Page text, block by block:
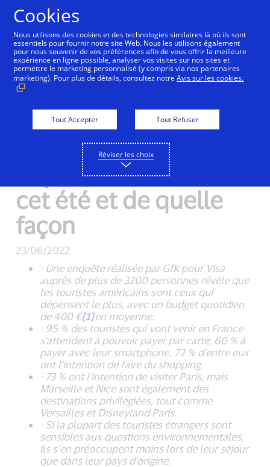
Reprise du tourisme
en France - Ce que les
touristes étrangers
prévoient de
dépenser en France
cet été et de quelle
façon
23/06/2022
· Une enquête réalisée par GfK pour Visa
auprès de plus de 3200 personnesrévèle que
les touristes américains sont ceux qui
dépensent le plus, avec un budget quotidien
de 400 €[1]en moyenne.
· 95 % des touristes qui vont venir en France
s'attendent à pouvoir payer par carte, 60 % à
payer avec leur smartphone. 72 % d'entre eux
ont l'intention de faire du shopping.
· 73 % ont l'intention de visiter Paris, mais
Marseille et Nice sont également des
destinations privilégiées, tout comme
Versailles et Disneyland Paris.
· Si la plupart des touristes étrangers sont
sensibles aux questions environnementales,
ils s’en préoccupent moins lors de leur séjour
que dans leur pays d'origine.
Cookies
Nous utilisons des cookies et des technologies similaires là où ils sont
essentiels pour fournir notre site Web. Nous les utilisons également
pour nous souvenir de vos préférences afin de vous offrir la meilleure
expérience en ligne possible, analyser vos visites sur nos sites et
permettre le marketing personnalisé (y compris via nos partenaires
marketing). Pour plus de détails, consultez notreAvis sur les cookies.
Tout Accepter Tout Refuser
Réviser les choix